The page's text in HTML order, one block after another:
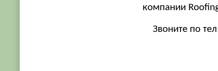
компании
Звоните по